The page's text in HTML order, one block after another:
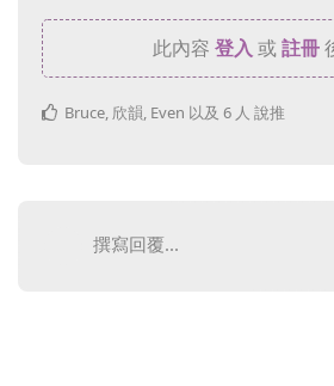
此內容 登入 或註冊
Bruce, 欣韻, Even 以及 6 人 說推
撰寫回覆...